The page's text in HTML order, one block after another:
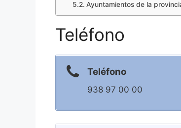
Ayuntamientos de la
Teléfono
Teléfono
938 97 00 00